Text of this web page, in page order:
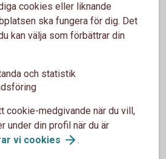
sköter i sin tur
lägenheten, som skötsel
med mera. Hyresförvaltaren
du som boende har inget
kan du som
bestämma standard och
cookies eller liknande
ska fungera för dig. Det
kan välja som förbättrar din
och statistik
cookie-medgivande när du vill,
under din profil när du är
vi cookies .